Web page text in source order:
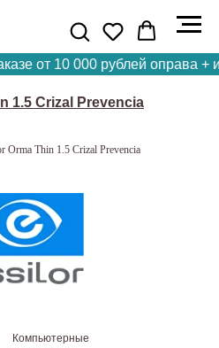
от 10 000 рублей оправа +
1.5 Crizal Prevencia
Orma Thin 1.5 Crizal Prevencia
Компьютерные